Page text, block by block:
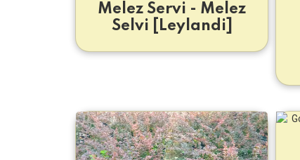
Melez Servi - Melez
Selvi [Leylandi]